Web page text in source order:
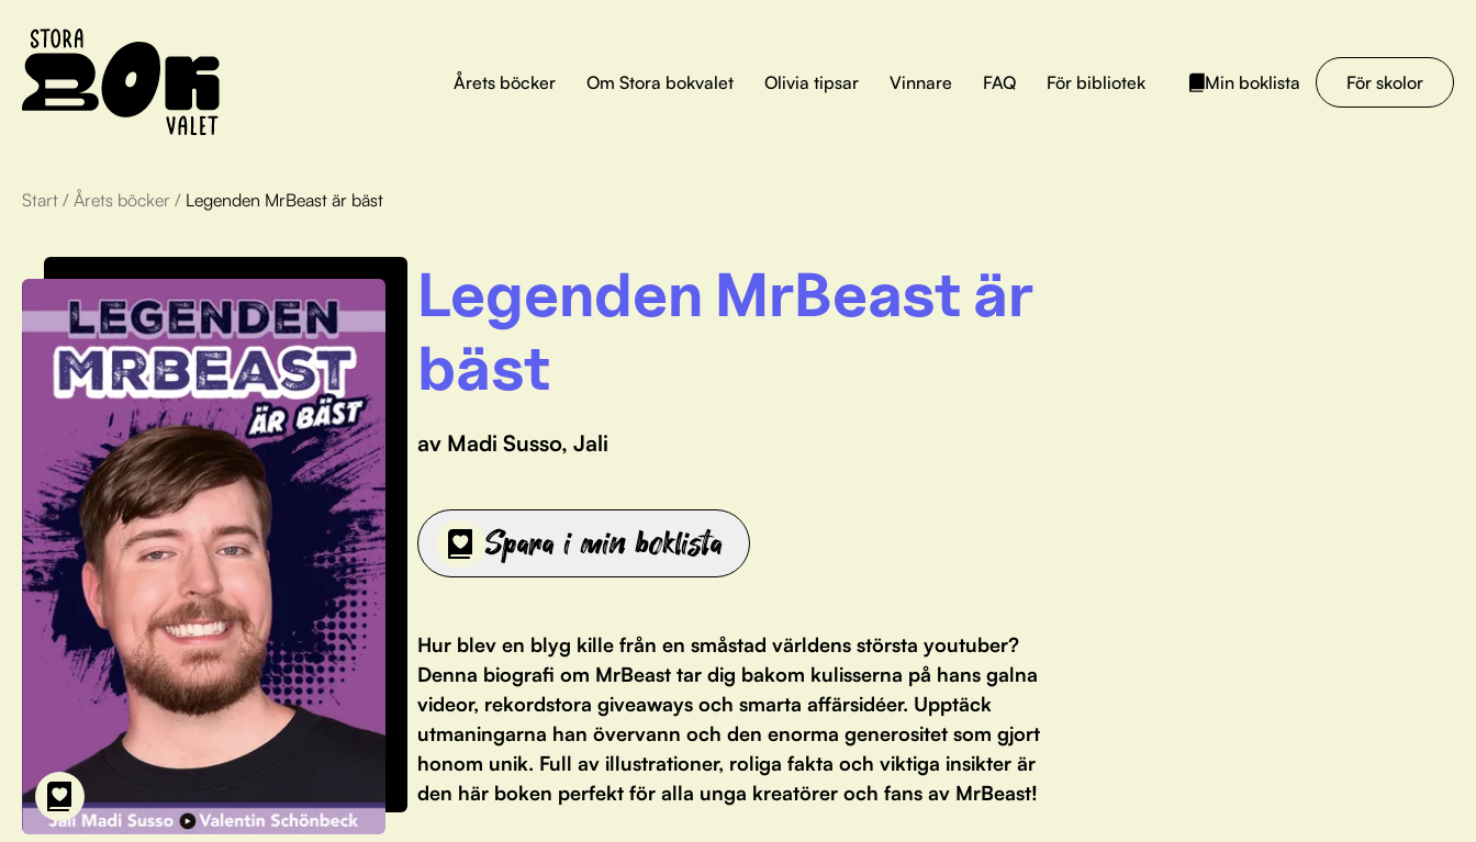
Årets böcker Om Stora bokvalet Olivia tipsar Vinnare FAQ För bibliotek Min boklista För skolor
Start / Årets böcker / Legenden MrBeast är bäst
Legenden MrBeast är
bäst
av Madi Susso, Jali
Spara i min boklista
Hur blev en blyg kille från en småstad världens största youtuber?
Denna biografi om MrBeast tar dig bakom kulisserna på hans galna
videor, rekordstora giveaways och smarta affärsidéer. Upptäck
utmaningarna han övervann och den enorma generositet som gjort
honom unik. Full av illustrationer, roliga fakta och viktiga insikter är
den här boken perfekt för alla unga kreatörer och fans av MrBeast!